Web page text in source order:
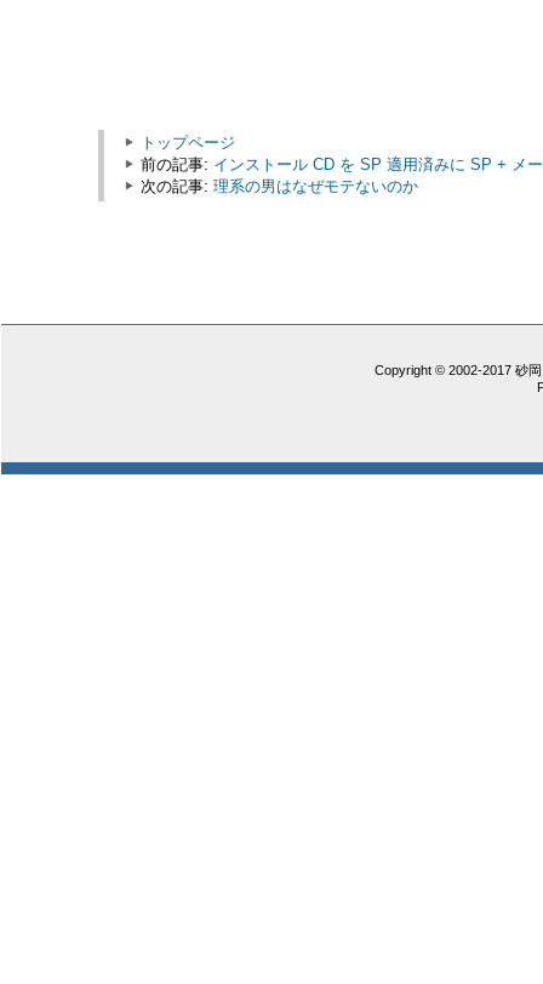
トップページ
前の記事: インストール CD を SP 適用済みに SP + メ
次の記事: 理系の男はなぜモテないのか
Copyright © 2002-2017 砂